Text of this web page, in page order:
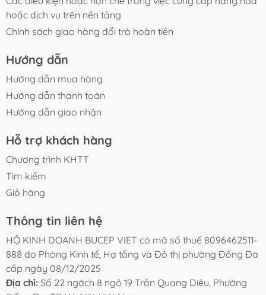
hoặc dịch vụ trên nền tảng
Chính sách giao hàng đổi trả hoàn tiền
Hướng dẫn
Hướng dẫn mua hàng
Hướng dẫn thanh toán
Hướng dẫn giao nhận
Hỗ trợ khách hàng
Chương trình KHTT
Tìm kiếm
Giỏ hàng
Thông tin liên hệ
HỘ KINH DOANH BUCEP VIET có mã số thuế 8096462511-
888 do Phòng Kinh tế, Hạ tầng và Đô thị phường Đống Đa
cấp ngày 08/12/2025
Địa chỉ: Số 22 ngách 8 ngõ 19 Trần Quang Diệu, Phường